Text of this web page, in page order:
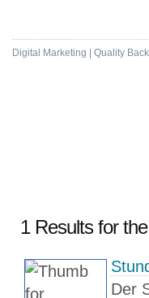
Digital Marketing | Quality
1 Results for
Der